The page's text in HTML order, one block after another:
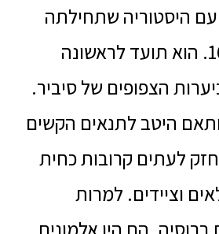
היסטוריה שתחילתה
לפחות במאה ה-16. הוא תועד לראשונה
הצפופים של סיביר.
היטב לתנאים הקשים
לעתים קרובות כחית
וציידים. למרות